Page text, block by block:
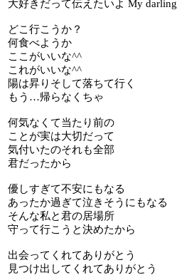
大好きだって伝えたいよ My darling
どこ行こうか？
何食べようか
ここがいいな^^
これがいいな^^
陽は昇りそして落ちて行く
もう…帰らなくちゃ
何気なくて当たり前の
ことが実は大切だって
気付いたのそれも全部
君だったから
優しすぎて不安にもなる
あったか過ぎて泣きそうにもなる
そんな私と君の居場所
守って行こうと決めたから
出会ってくれてありがとう
見つけ出してくれてありがとう